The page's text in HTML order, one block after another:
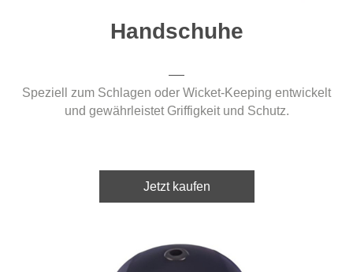
Handschuhe
Speziell zum Schlagen oder Wicket-Keeping entwickelt
und gewährleistet Griffigkeit und Schutz.
Jetzt kaufen